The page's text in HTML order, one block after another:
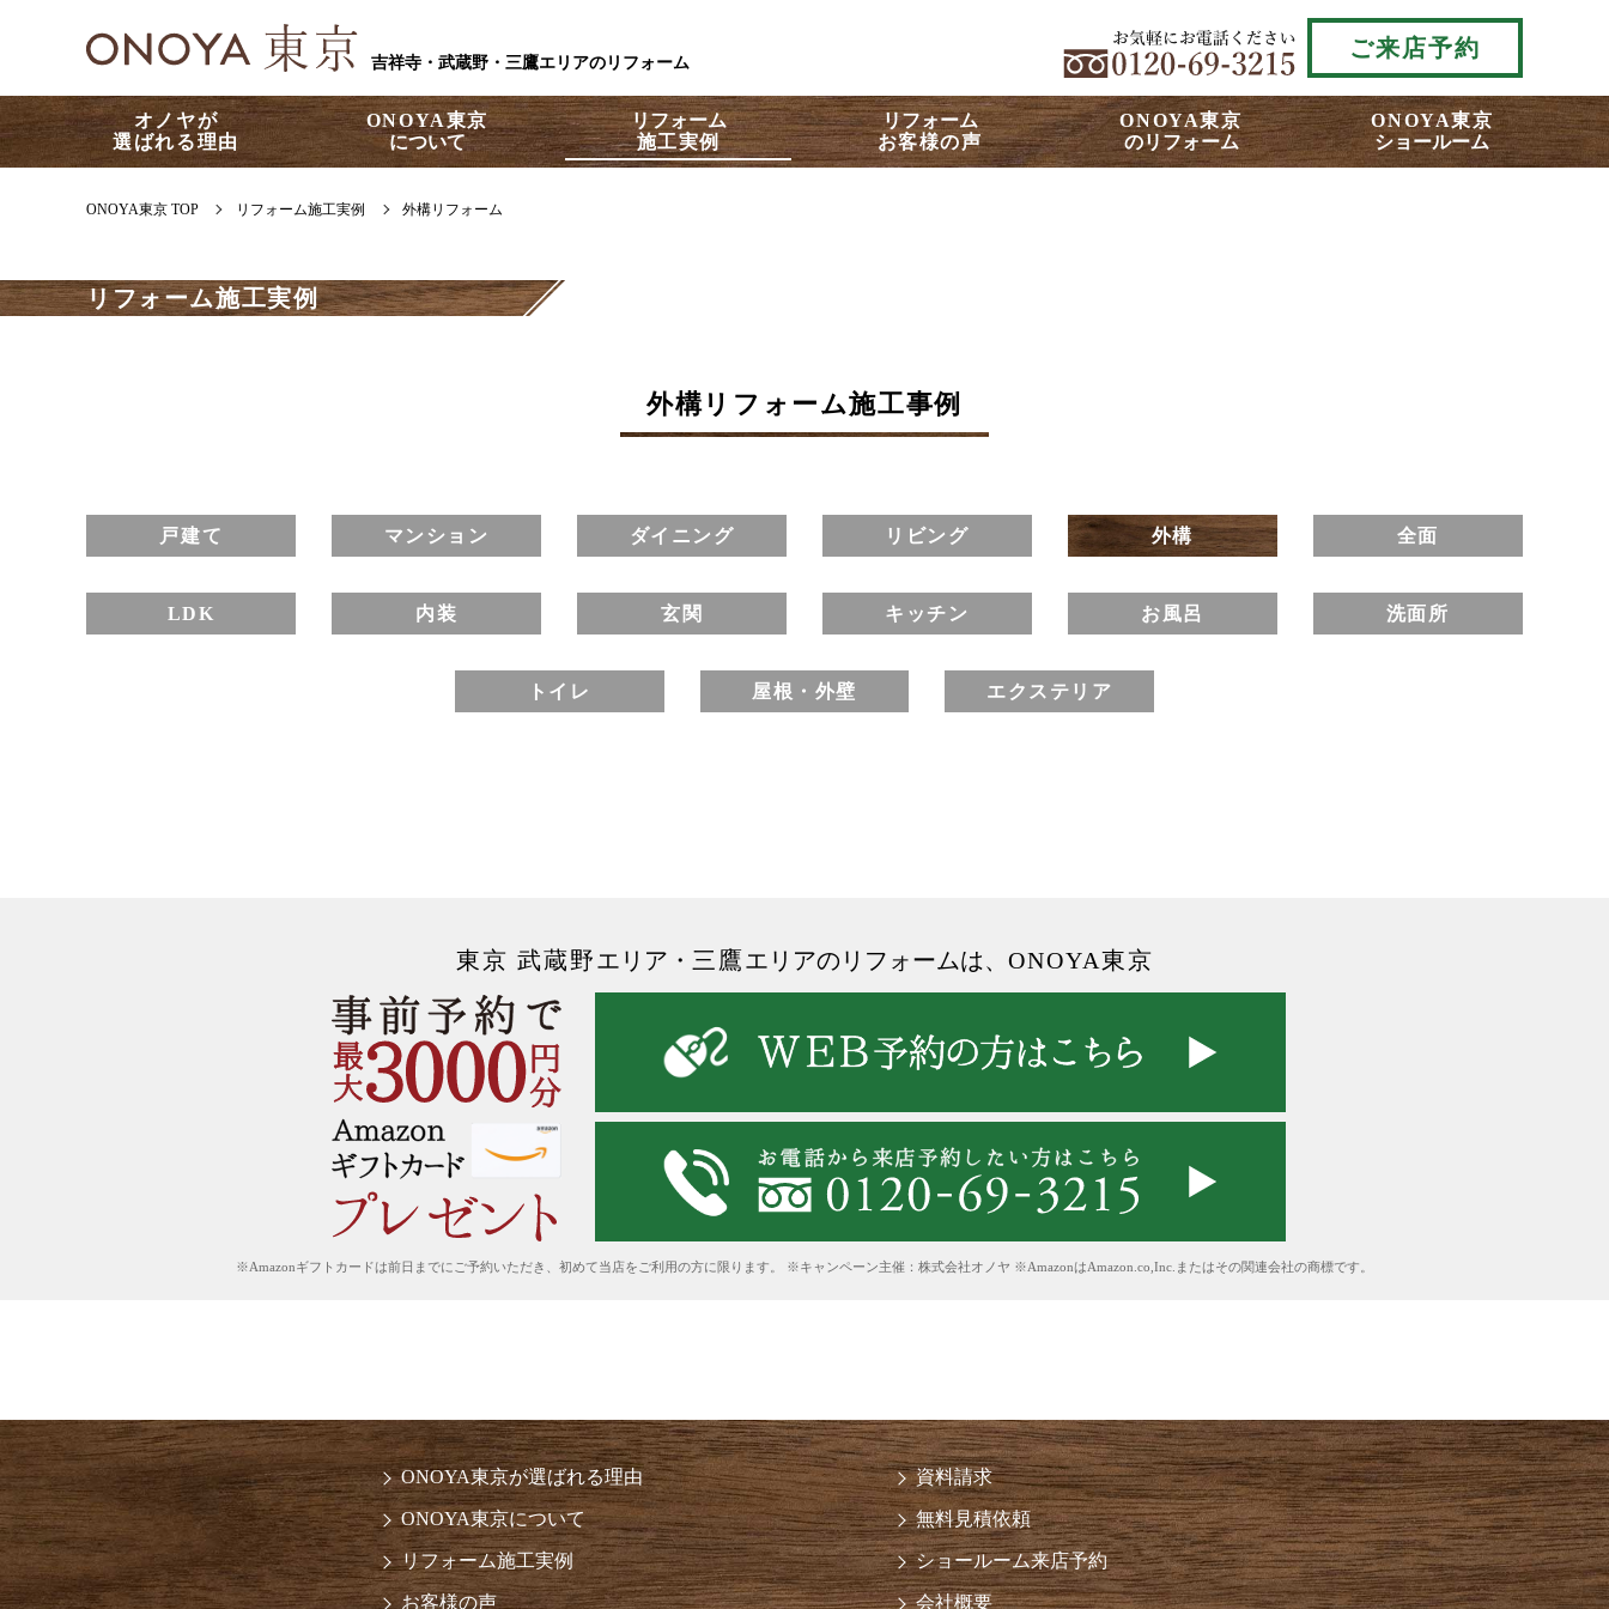
吉祥寺・武蔵野・三鷹エリアのリフォーム
ご来店予約
オノヤが
選ばれる理由
ONOYA東京
について
リフォーム
施工実例
リフォーム
お客様の声
ONOYA東京
のリフォーム
ONOYA東京
ショールーム
ONOYA東京 TOP リフォーム施工実例 外構リフォーム
リフォーム施工実例
外構リフォーム施工事例
戸建て マンション ダイニング リビング 外構 全面
LDK 内装 玄関 キッチン お風呂 洗面所
トイレ 屋根・外壁 エクステリア
東京 武蔵野エリア ・ 三鷹エリアのリフォームは、 ONOYA東京
※Amazonギフトカードは前日までにご予約いただき、初めて当店をご利用の方に限ります。 ※キャンペーン主催：株式会社オノヤ ※AmazonはAmazon.co,Inc.またはその関連会社の商標です。
ONOYA東京が選ばれる理由
ONOYA東京について
リフォーム施工実例
お客様の声
資料請求
無料見積依頼
ショールーム来店予約
会社概要